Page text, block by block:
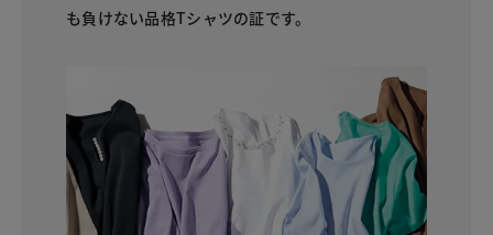
も負けない品格Tシャツの証です。